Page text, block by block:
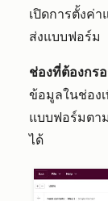
เปิดการตั้งค่า
ส่งแบบฟอร์ม
ช่องที่ต้องกร
ข้อมูลในช่อง
แบบฟอร์มตา
ได้